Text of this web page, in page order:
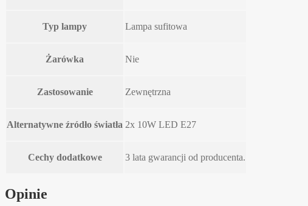
Typ lampy Lampa sufitowa
Żarówka Nie
Zastosowanie Zewnętrzna
Alternatywne źródło światła 2x 10W LED E27
Cechy dodatkowe 3 lata gwarancji od producenta.
Opinie